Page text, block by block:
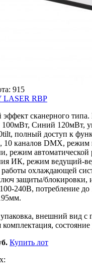
915
RBP
эффект сканерного типа.
Синий 120мВт,
полный доступ к
10 каналов DMX, режим
режим
ИК, режим ведущий-
охлаждающей
защиты/блокировки,
240В, потребление
внешний вид с
комплектация, состояние
Купить лот